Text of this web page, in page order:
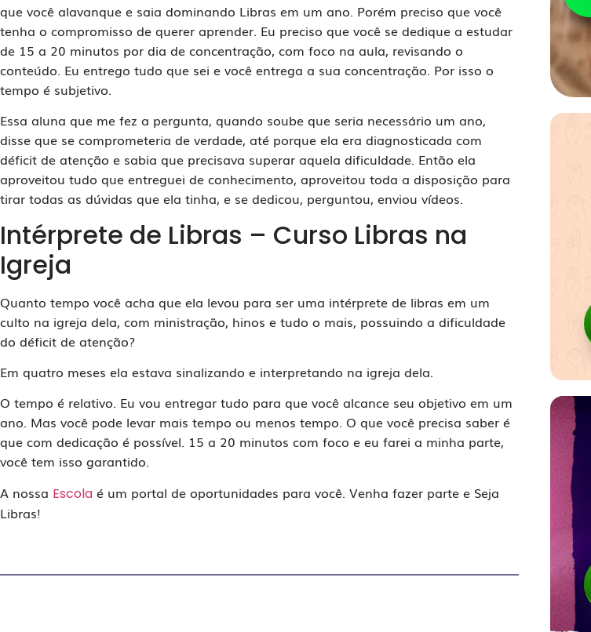
que você alavanque e saia dominando Libras em um ano. Porém preciso que você
tenha o compromisso de querer aprender. Eu preciso que você se dedique a estudar
de 15 a 20 minutos por dia de concentração, com foco na aula, revisando o
conteúdo. Eu entrego tudo que sei e você entrega a sua concentração. Por isso o
tempo é subjetivo.
Essa aluna que me fez a pergunta, quando soube que seria necessário um ano,
disse que se comprometeria de verdade, até porque ela era diagnosticada com
déficit de atenção e sabia que precisava superar aquela dificuldade. Então ela
aproveitou tudo que entreguei de conhecimento, aproveitou toda a disposição para
tirar todas as dúvidas que ela tinha, e se dedicou, perguntou, enviou vídeos.
Intérprete de Libras – Curso Libras na
Igreja
Quanto tempo você acha que ela levou para ser uma intérprete de libras em um
culto na igreja dela, com ministração, hinos e tudo o mais, possuindo a dificuldade
do déficit de atenção?
Em quatro meses ela estava sinalizando e interpretando na igreja dela.
O tempo é relativo. Eu vou entregar tudo para que você alcance seu objetivo em um
ano. Mas você pode levar mais tempo ou menos tempo. O que você precisa saber é
que com dedicação é possível. 15 a 20 minutos com foco e eu farei a minha parte,
você tem isso garantido.
A nossa Escola é um portal de oportunidades para você. Venha fazer parte e Seja
Libras!